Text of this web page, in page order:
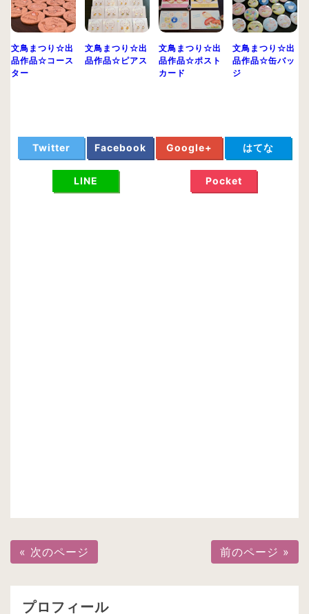
文鳥まつり☆出
品作品☆コース
ター
文鳥まつり☆出
品作品☆ピアス
文鳥まつり☆出
品作品☆ポスト
カード
文鳥まつり☆出
品作品☆缶バッ
ジ
Twitter Facebook Google+ はてな
LINE Pocket
« 次のページ 前のページ »
プロフィール